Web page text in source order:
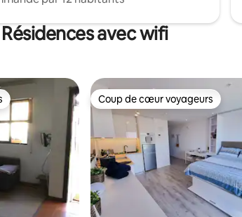
Résidences avec wifi
Coup de cœur voyageurs
Coup de cœur voyageurs